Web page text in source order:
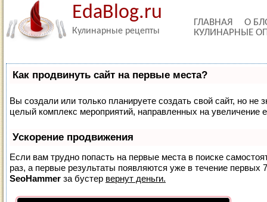
EdaBlog.ru
Кулинарные рецепты
ГЛАВНАЯ
О
КУЛИНАРНЫЕ
Как продвинуть сайт на первые места?
Вы создали или только планируете создать свой сайт, но не
целый комплекс мероприятий, направленных на увеличение
Ускорение продвижения
Если вам трудно попасть на первые места в поиске
раз, а первые результаты появляются уже в течение первых
SeoHammer за бустер вернут деньги.